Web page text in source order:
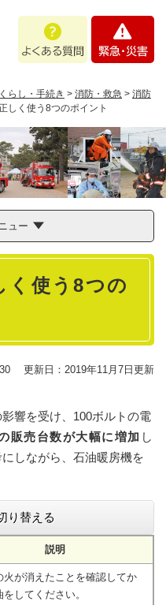
あ
問
・
くらし・手続き > 消防・救急 > 消防
しく使う8つのポイント
ュー
く使う8つの
更新日：2019年11月7日更新
響を受け、100ボルトの電
販売台数が大幅に増加 し
しながら、石油暖房機を
り替える
説明
火が消えたことを確認してか
をしてください。